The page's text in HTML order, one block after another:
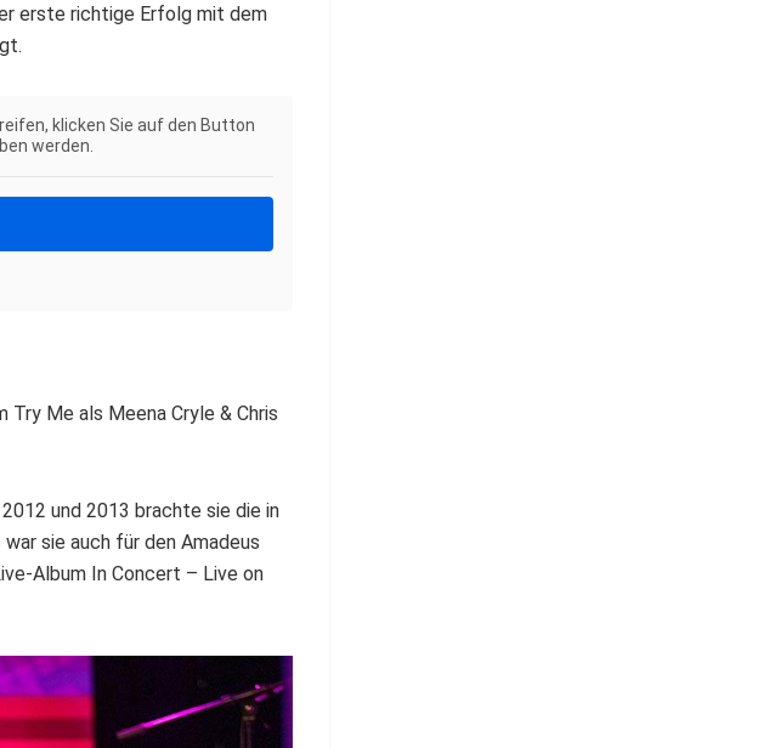
erste richtige Erfolg mit dem
klicken Sie auf den Button
werden.
Try Me als Meena Cryle & Chris
und 2013 brachte sie die in
sie auch für den Amadeus
Album In Concert – Live on